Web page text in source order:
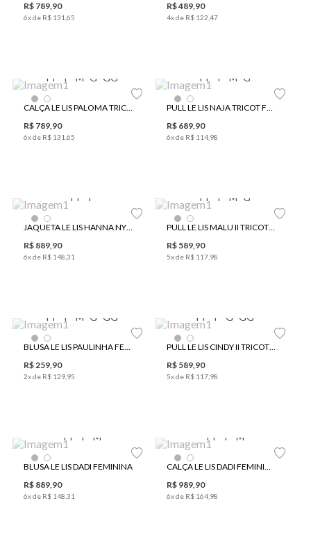
R$ 789,90
6x de R$ 131 65
R$489,90
4x de R$ 122 47
PP P M G GG
CALÇA LE LIS PALOMA TRICOT FEMININA
R$ 789,90
6x de R$ 131 65
PP P M G
PULL LE LIS NAJA TRICOT FEMININO
R$ 689,90
6x de R$ 114 98
PP P
JAQUETA LE LIS HANNA NYLON FEMININA
R$ 889,90
6x de R$ 148 31
PP P M G
PULL LE LIS MALU II TRICOT FEMININO
R$ 589,90
5x de R$ 117 98
PP P M G GG
BLUSA LE LIS PAULINHA FEMININA
R$259,90
2x de R$ 129 95
PP P G GG
PULL LE LIS CINDY II TRICOT FEMININO
R$ 589,90
5x de R$ 117 98
PP P M
BLUSA LE LIS DADI FEMININA
R$ 889,90
6x de R$ 148 31
PP P M
CALÇA LE LIS DADI FEMININA
R$ 989,90
6x de R$ 164 98